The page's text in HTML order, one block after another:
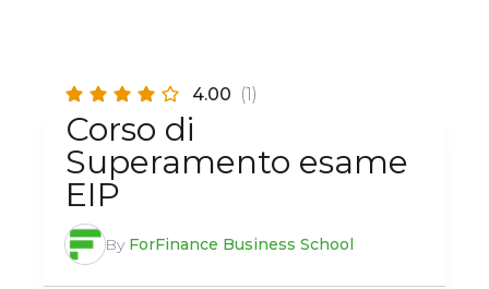
4.00 (1)
Corso di
Superamento esame
EIP
By ForFinance Business School